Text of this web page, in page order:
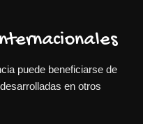
puede beneficiarse de
en otros